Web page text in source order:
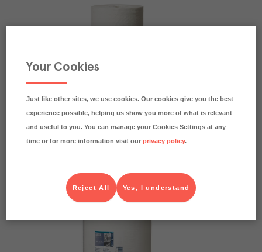
Centrummatad Vit
6x160 m
Köp (Logga in)
Your Cookies
Just like other sites, we use cookies. Our cookies give you the best
experience possible, helping us show you more of what is relevant
and useful to you. You can manage yourCookies Settings at any
time or for more information visit ourprivacy policy.
Yes, I understand
Reject All